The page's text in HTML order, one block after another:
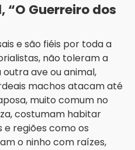
“O Guerreiro dos
e são fiéis por toda a
não toleram a
ave ou animal,
machos atacam até
muito comum no
costumam habitar
regiões como os
o ninho com raízes,